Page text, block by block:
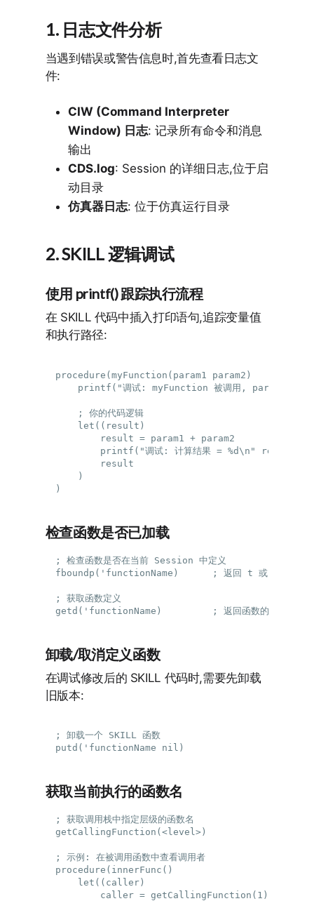
1. 日志文件分析
当遇到错误或警告信息时,首先查看日志文
件:
CIW (Command Interpreter
Window) 日志: 记录所有命令和消息
输出
CDS.log: Session 的详细日志,位于启
动目录
仿真器日志: 位于仿真运行目录
2. SKILL 逻辑调试
使用 printf() 跟踪执行流程
在 SKILL 代码中插入打印语句,追踪变量值
和执行路径:
procedure(myFunction(param1 param2)
printf("调试: myFunction 被调用, param1=%L
    ; 你的代码逻辑
    let((result)
        result = param1 + param2
        printf("调试: 计算结果 = %d\n" result)
        result
    )
检查函数是否已加载
; 检查函数是否在当前 Session 中定义
fboundp('functionName)      ; 返回 t 或 nil
; 获取函数定义
卸载/取消定义函数
在调试修改后的 SKILL 代码时,需要先卸载
旧版本:
; 卸载一个 SKILL 函数
获取当前执行的函数名
; 获取调用栈中指定层级的函数名
getCallingFunction(<level>)
; 示例: 在被调用函数中查看调用者
procedure(innerFunc()
    let((caller)
caller = getCallingFunction(1)  ; 1 代表